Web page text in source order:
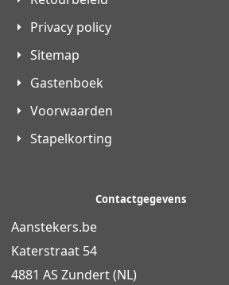
Privacy policy
Sitemap
Gastenboek
Voorwaarden
Stapelkorting
Contactgegevens
Aanstekers.be
Katerstraat 54
4881 AS Zundert (NL)